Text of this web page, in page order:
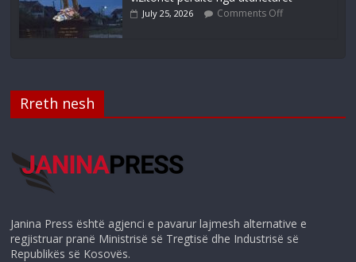
July 25, 2026 Comments Off
Rreth nesh
Janina Press është agjenci e pavarur lajmesh alternative e
regjistruar pranë Ministrisë së Tregtisë dhe Industrisë së
Republikës së Kosovës.